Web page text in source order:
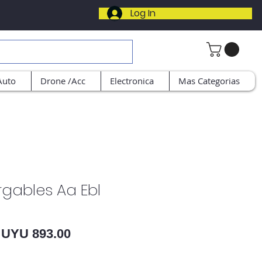
Log In
Drone /Acc Electronica Mas Categorias
Aa Ebl
Price
UYU 893.00Sale Price